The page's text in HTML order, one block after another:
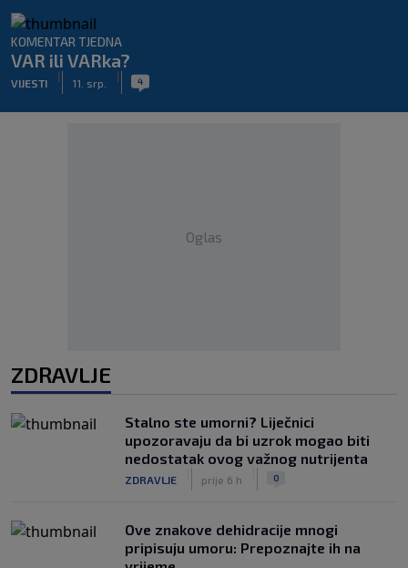
KOMENTAR TJEDNA
VAR ili VARka?
VIJESTI
|
11. srp.
| 4
Oglas
ZDRAVLJE
Stalno ste umorni? Liječnici
upozoravaju da bi uzrok mogao biti
nedostatak ovog važnog nutrijenta
ZDRAVLJE prije 6 h 0
Ove znakove dehidracije mnogi
pripisuju umoru: Prepoznajte ih na